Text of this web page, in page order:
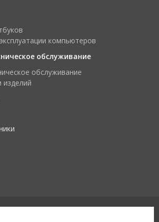
компьютеров
обслуживание
обслуживание
изделий